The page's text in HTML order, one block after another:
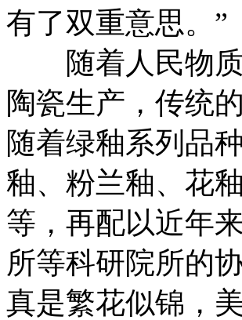
有了双重意思。”
随着人民物质
陶瓷生产，传统
随着绿釉系列品
釉、粉兰釉、花
等，再配以近年
所等科研院所的
真是繁花似锦，